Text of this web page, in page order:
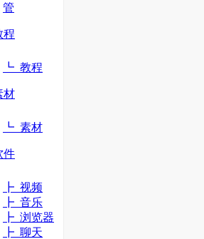
管
程
┗ 教程
材
┗ 素材
件
┣ 视频
┣ 音乐
┣ 浏览器
┣ 聊天